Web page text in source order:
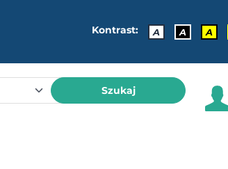
Kontrast: A A A
Szukaj